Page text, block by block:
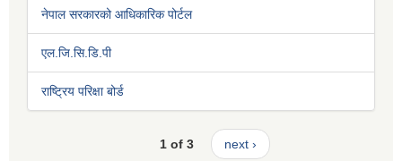
नेपाल सरकारको आधिकारिक पोर्टल
एल.जि.सि.डि.पी
राष्ट्रिय परिक्षा बोर्ड
1 of 3 next ›